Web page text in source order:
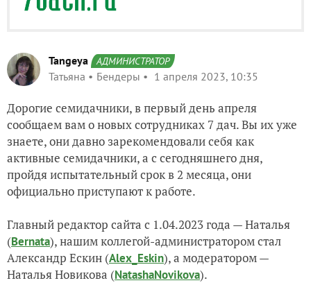
Tangeya АДМИНИСТРАТОР
Татьяна Бендеры 1 апреля 2023, 10:35
Дорогие семидачники, в первый день апреля
сообщаем вам о новых сотрудниках 7 дач. Вы их уже
знаете, они давно зарекомендовали себя как
активные семидачники, а с сегодняшнего дня,
пройдя испытательный срок в 2 месяца, они
официально приступают к работе.
Главный редактор сайта с 1.04.2023 года — Наталья
(Bernata), нашим коллегой-администратором стал
Александр Ескин (Alex_Eskin), а модератором —
Наталья Новикова (NatashaNovikova).